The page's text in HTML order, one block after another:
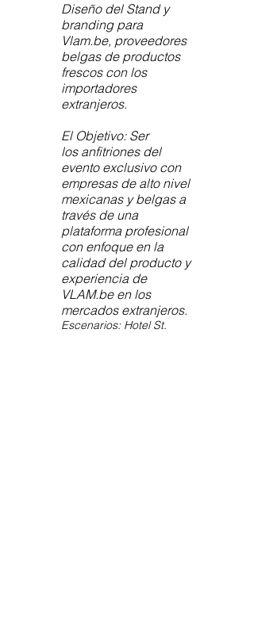
Diseño del Stand y
branding para
Vlam.be, proveedores
belgas de productos
frescos con los
importadores
extranjeros.
El Objetivo: Ser
los anfitriones del
evento exclusivo con
empresas de alto nivel
mexicanas y belgas a
través de una
plataforma profesional
con enfoque en la
calidad del producto y
experiencia de
VLAM.be en los
mercados extranjeros.
Escenarios: Hotel St.